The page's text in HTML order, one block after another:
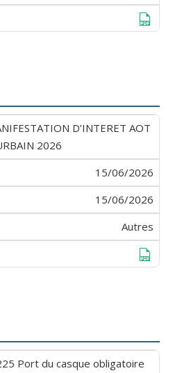
D’INTERET AOT
2026
15/06/2026
15/06/2026
Autres
Port du casque obligatoire